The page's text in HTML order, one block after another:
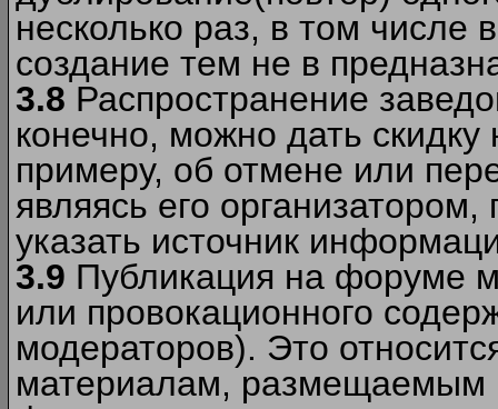
несколько раз, в том числе
создание тем не в
3.8 Распространение
конечно, можно дать
примеру, об отмене или
являясь его
указать источник
3.9 Публикация на форуме
или провокационного
модераторов). Это
материалам, размещаемым